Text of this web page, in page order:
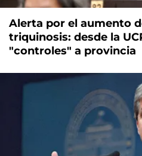
Alerta por el aumento
triquinosis: desde la
"controles" a provincia